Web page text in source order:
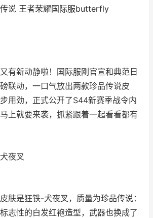
说 王者荣耀国际服butterfly
有新动静啦！国际服刚官宣和典范日
联动，一口气放出两款珍品传说皮
用劲，正式公开了S44新赛季战令内
上就要来袭，抓紧跟着一起看看都有
夜叉
肤是狂铁-犬夜叉，质量为珍品传说：
志性的白发红袍造型，武器也换成了